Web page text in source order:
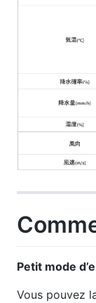
Petit mode
Vous pouvez